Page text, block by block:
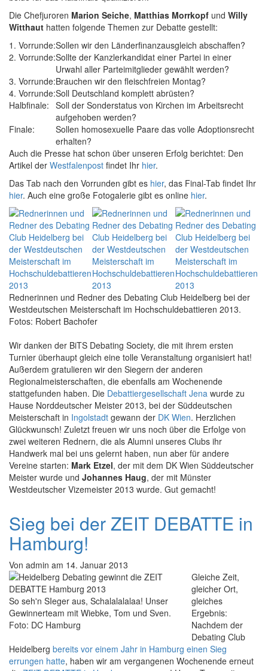
Die Chefjuroren Marion Seiche, Matthias Morrkopf und Willy
Witthaut hatten folgende Themen zur Debatte gestellt:
1. Vorrunde:Sollen wir den Länderfinanzausgleich abschaffen?
2. Vorrunde:Sollte der Kanzlerkandidat einer Partei in einer
Urwahl aller Parteimitglieder gewählt werden?
3. Vorrunde:Brauchen wir den fleischfreien Montag?
4. Vorrunde:Soll Deutschland komplett abrüsten?
Halbfinale: Soll der Sonderstatus von Kirchen im Arbeitsrecht
aufgehoben werden?
Finale:
Sollen homosexuelle Paare das volle Adoptionsrecht
erhalten?
Auch die Presse hat schon über unseren Erfolg berichtet: Den
Artikel der Westfalenpost findet Ihr hier.
Das Tab nach den Vorrunden gibt es hier, das Final-Tab findet Ihr
hier. Auch eine große Fotogalerie gibt es online hier.
Rednerinnen und Redner des Debating Club Heidelberg bei der
Westdeutschen Meisterschaft im Hochschuldebattieren 2013.
Fotos: Robert Bachofer
Wir danken der BiTS Debating Society, die mit ihrem ersten
Turnier überhaupt gleich eine tolle Veranstaltung organisiert hat!
Außerdem gratulieren wir den Siegern der anderen
Regionalmeisterschaften, die ebenfalls am Wochenende
stattgefunden haben. Die Debattiergesellschaft Jena wurde zu
Hause Norddeutscher Meister 2013, bei der Süddeutschen
Meisterschaft in Ingolstadt gewann der DK Wien. Herzlichen
Glückwunsch! Zuletzt freuen wir uns noch über die Erfolge von
zwei weiteren Rednern, die als Alumni unseres Clubs ihr
Handwerk mal bei uns gelernt haben, nun aber für andere
Vereine starten: Mark Etzel, der mit dem DK Wien Süddeutscher
Meister wurde und Johannes Haug, der mit Münster
Westdeutscher Vizemeister 2013 wurde. Gut gemacht!
Sieg bei der ZEIT DEBATTE in
Hamburg!
Von admin am 14. Januar 2013
So seh'n SIeger aus, Schalalalalaa! Unser
Gewinnerteam mit Wiebke, Tom und Sven.
Foto: DC Hamburg
Gleiche Zeit,
gleicher Ort,
gleiches
Ergebnis:
Nachdem der
Debating Club
Heidelberg bereits vor einem Jahr in Hamburg einen Sieg
errungen hatte, haben wir am vergangenen Wochenende erneut